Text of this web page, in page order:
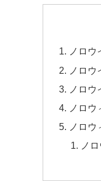
ノロウ
ノロ
ノロウ
ノロウ
ノロウ
ノ